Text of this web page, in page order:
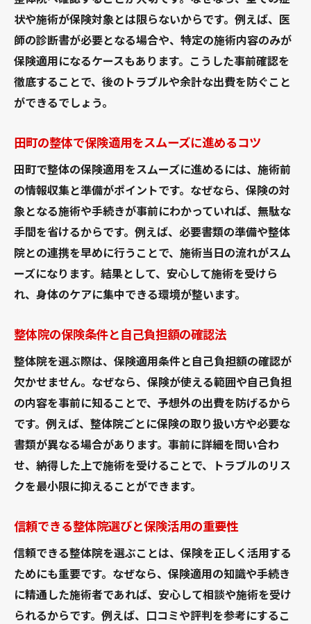
状や施術が保険対象とは限らないからです。例えば、医
師の診断書が必要となる場合や、特定の施術内容のみが
保険適用になるケースもあります。こうした事前確認を
徹底することで、後のトラブルや余計な出費を防ぐこと
ができるでしょう。
田町の整体で保険適用をスムーズに進めるコツ
田町で整体の保険適用をスムーズに進めるには、施術前
の情報収集と準備がポイントです。なぜなら、保険の対
象となる施術や手続きが事前にわかっていれば、無駄な
手間を省けるからです。例えば、必要書類の準備や整体
院との連携を早めに行うことで、施術当日の流れがスム
ーズになります。結果として、安心して施術を受けら
れ、身体のケアに集中できる環境が整います。
整体院の保険条件と自己負担額の確認法
整体院を選ぶ際は、保険適用条件と自己負担額の確認が
欠かせません。なぜなら、保険が使える範囲や自己負担
の内容を事前に知ることで、予想外の出費を防げるから
です。例えば、整体院ごとに保険の取り扱い方や必要な
書類が異なる場合があります。事前に詳細を問い合わ
せ、納得した上で施術を受けることで、トラブルのリス
クを最小限に抑えることができます。
信頼できる整体院選びと保険活用の重要性
信頼できる整体院を選ぶことは、保険を正しく活用する
ためにも重要です。なぜなら、保険適用の知識や手続き
に精通した施術者であれば、安心して相談や施術を受け
られるからです。例えば、口コミや評判を参考にするこ